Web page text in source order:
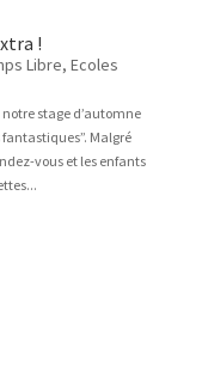
!
Libre, Ecoles
stage d’automne
Malgré
vous et les enfants